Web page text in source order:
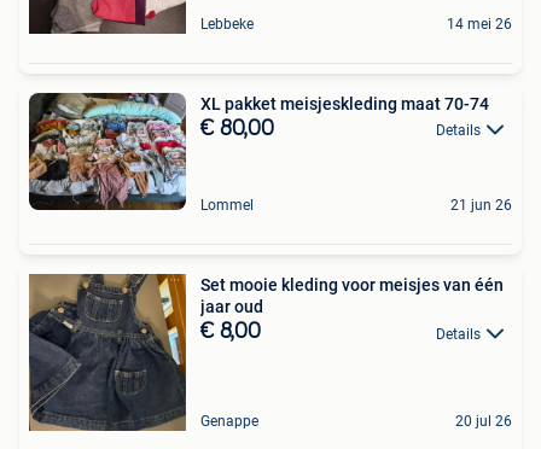
Lebbeke 14 mei 26
XL pakket meisjeskleding maat 70-74
€ 80,00 Details
Lommel 21 jun 26
Set mooie kleding voor meisjes van één
jaar oud
€ 8,00 Details
Genappe 20 jul 26